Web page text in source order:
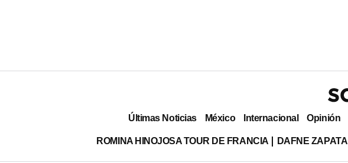
Últimas Noticias México Internacional Opinión
ROMINA HINOJOSA TOUR DE FRANCIA DAFNE ZAPATA